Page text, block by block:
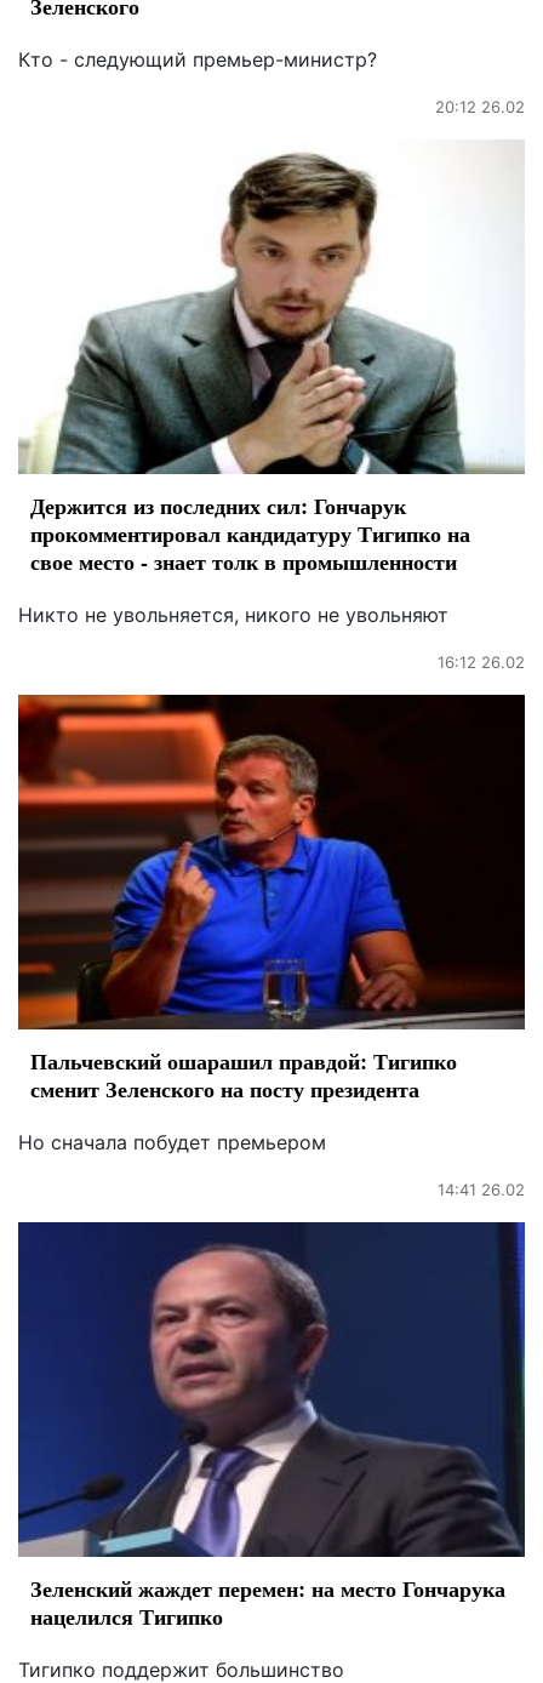
Зеленского
Кто - следующий премьер-министр?
20:12 26.02
Держится из последних сил: Гончарук
прокомментировал кандидатуру Тигипко на
свое место - знает толк в промышленности
Никто не увольняется, никого не увольняют
16:12 26.02
Пальчевский ошарашил правдой: Тигипко
сменит Зеленского на посту президента
Но сначала побудет премьером
14:41 26.02
Зеленский жаждет перемен: на место Гончарука
нацелился Тигипко
Тигипко поддержит большинство